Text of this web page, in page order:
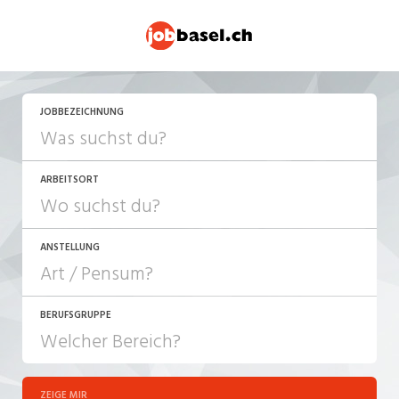
JOBBEZEICHNUNG
ARBEITSORT
ANSTELLUNG
JOB-TYP
Festanstellung
BERUFSGRUPPE
ZEIGE MIR